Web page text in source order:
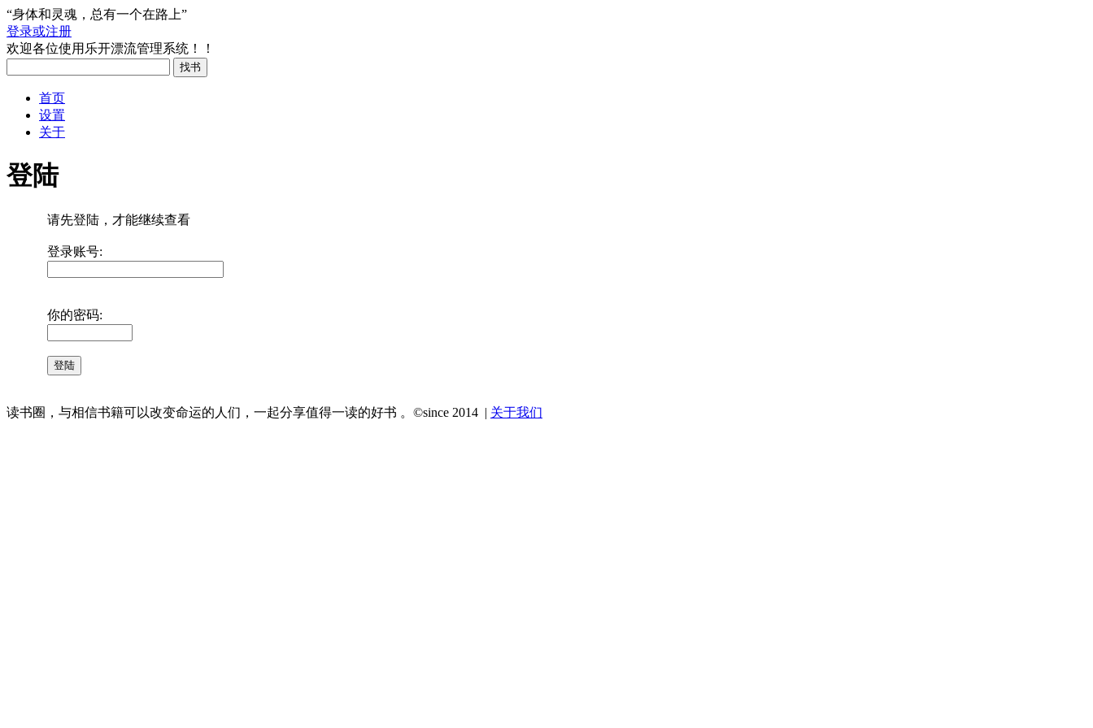
“身体和灵魂，总有一个在路上”
登录或注册
欢迎各位使用乐开漂流管理系统！！
首页
设置
关于
登陆
请先登陆，才能继续查看
登录账号:
你的密码:
读书圈，与相信书籍可以改变命运的人们，一起分享值得一读的好书 。©since 2014 | 关于我们